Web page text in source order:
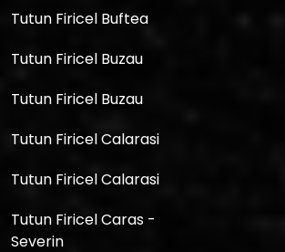
Tutun Firicel Buftea
Tutun Firicel Buzau
Tutun Firicel Buzau
Tutun Firicel Calarasi
Tutun Firicel Calarasi
Tutun Firicel Caras -
Severin